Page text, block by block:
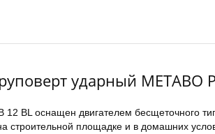
ударный METABO
BL оснащен двигателем бесщеточного
строительной площадке и в домашних